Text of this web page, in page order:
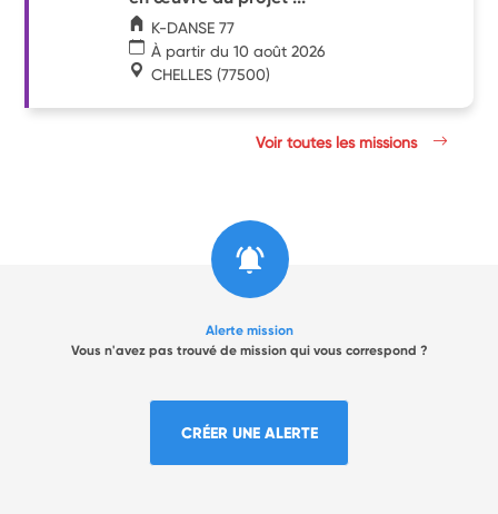
K-DANSE 77
À partir du 10 août 2026
CHELLES (77500)
Voir toutes les missions
Alerte mission
Vous n'avez pas trouvé de mission qui vous correspond ?
CRÉER UNE ALERTE